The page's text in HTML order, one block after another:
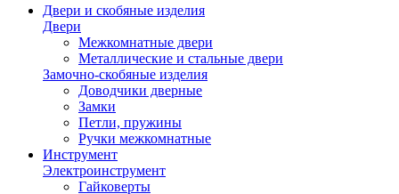
Двери и скобяные изделия
Двери
Межкомнатные двери
Металлические и стальные двери
Замочно-скобяные изделия
Доводчики дверные
Замки
Петли, пружины
Ручки межкомнатные
Инструмент
Электроинструмент
Гайковерты